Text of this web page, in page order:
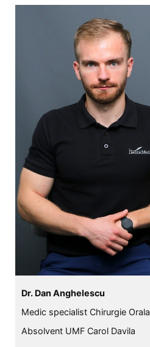
Dr. Dan Anghelescu
Medic specialist Chirurgie Orala
Absolvent UMF Carol Davila